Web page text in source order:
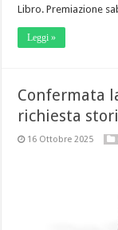
Libro. Premiazione
Leggi »
Confermata
richiesta
16 Ottobre 2025